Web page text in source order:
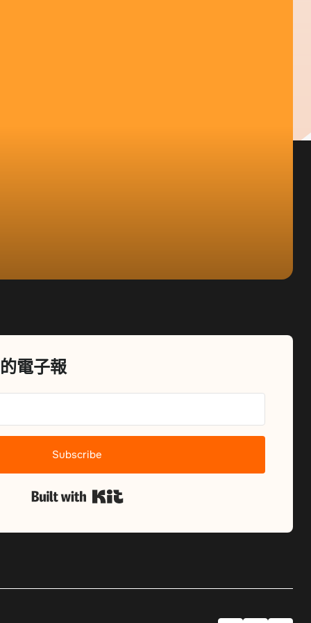
電子報
Subscribe
Built with Kit